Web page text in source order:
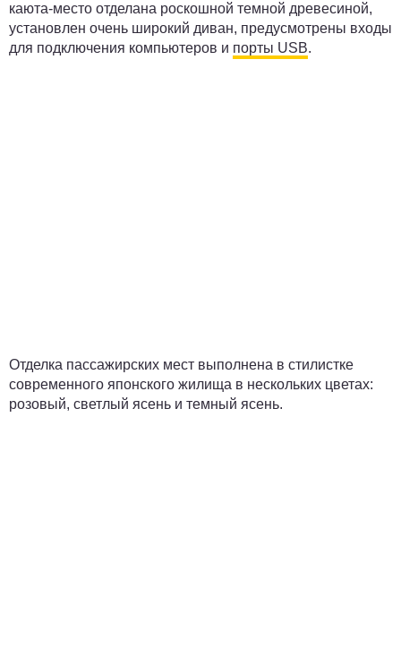
каюта-место отделана роскошной темной древесиной,
установлен очень широкий диван, предусмотрены входы
для подключения компьютеров и порты USB.
Отделка пассажирских мест выполнена в стилистке
современного японского жилища в нескольких цветах:
розовый, светлый ясень и темный ясень.